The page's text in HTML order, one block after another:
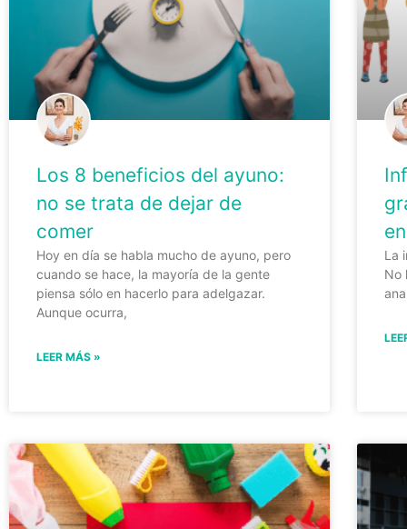
Los 8 beneficios del ayuno:
no se trata de dejar de
comer
Hoy en día se habla mucho de ayuno, pero
cuando se hace, la mayoría de la gente
piensa sólo en hacerlo para adelgazar.
Aunque ocurra,
LEER MÁS »
La
No